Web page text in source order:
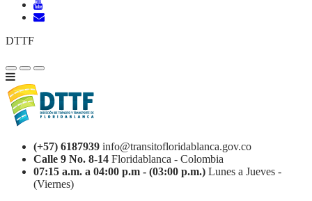
DTTF
(+57) 6187939 info@transitofloridablanca.gov.co
Calle 9 No. 8-14 Floridablanca - Colombia
07:15 a.m. a 04:00 p.m - (03:00 p.m.) Lunes a Jueves -
(Viernes)